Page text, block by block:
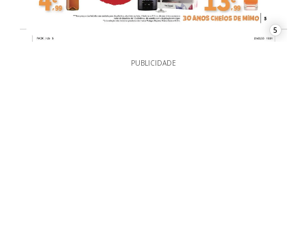
5
PUBLICIDADE